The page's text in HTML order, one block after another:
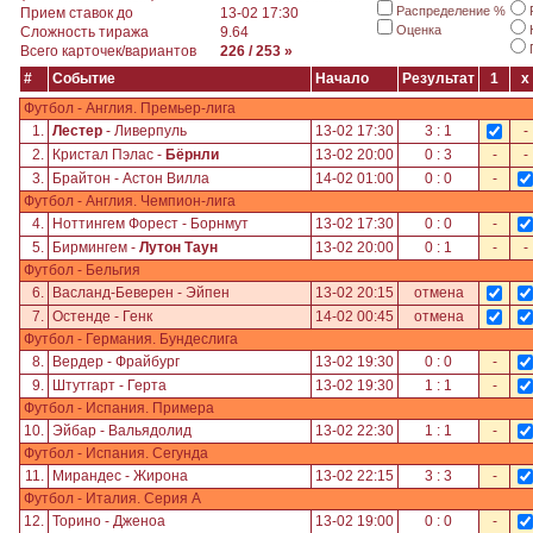
Прием ставок до
13-02 17:30
Сложность тиража
9.64
Всего карточек/вариантов
226 / 253 »
Распределение %
Оценка
# Событие Начало Результат 1 x
Футбол - Англия. Премьер-лига
1. Лестер - Ливерпуль 13-02 17:30 3 : 1 -
2.
Кристал Пэлас - Бёрнли 13-02 20:00 0 : 3 -
-
3.
Брайтон - Астон Вилла 14-02 01:00 0 : 0 -
Футбол - Англия. Чемпион-лига
4.
Ноттингем Форест - Борнмут 13-02 17:30 0 : 0 -
5.
Бирмингем - Лутон Таун 13-02 20:00 0 : 1 -
-
Футбол - Бельгия
6.
Васланд-Беверен - Эйпен 13-02 20:15
отмена
7. Остенде - Генк 14-02 00:45
отмена
Футбол - Германия. Бундеслига
8.
Вердер - Фрайбург 13-02 19:30 0 : 0 -
9.
Штутгарт - Герта 13-02 19:30 1 : 1 -
Футбол - Испания. Примера
10. Эйбар - Вальядолид 13-02 22:30 1 : 1 -
Футбол - Испания. Сегунда
11.
Мирандес - Жирона 13-02 22:15 3 : 3 -
Футбол - Италия. Серия А
12. Торино - Дженоа 13-02 19:00 0 : 0 -